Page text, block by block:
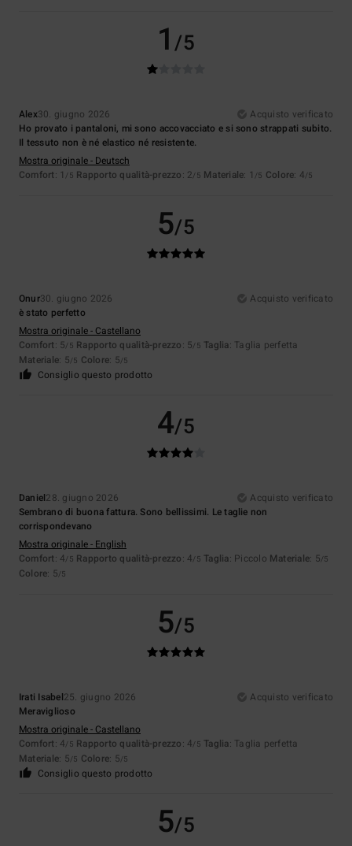
1/5
Alex30. giugno 2026
Acquisto verificato
Ho provato i pantaloni, mi sono accovacciato e si sono strappati subito.
Il tessuto non è né elastico né resistente.
Mostra originale - Deutsch
Comfort: 1 /5 Rapporto qualità-prezzo: 2/5 Materiale: 1 /5 Colore: 4/5
5/5
Onur30. giugno 2026
Acquisto verificato
è stato perfetto
Mostra originale - Castellano
Comfort: 5/5 Rapporto qualità-prezzo: 5/5 Taglia: Taglia perfetta
Materiale: 5/5 Colore: 5/5
Consiglio questo prodotto
4/5
Daniel28. giugno 2026
Acquisto verificato
Sembrano di buona fattura. Sono bellissimi. Le taglie non
corrispondevano
Mostra originale - English
Comfort: 4/5 Rapporto qualità-prezzo: 4/5 Taglia: Piccolo Materiale: 5/5
Colore: 5/5
5/5
Irati Isabel25. giugno 2026
Acquisto verificato
Meraviglioso
Mostra originale - Castellano
Comfort: 4/5 Rapporto qualità-prezzo: 4/5 Taglia: Taglia perfetta
Materiale: 5/5 Colore: 5/5
Consiglio questo prodotto
5/5